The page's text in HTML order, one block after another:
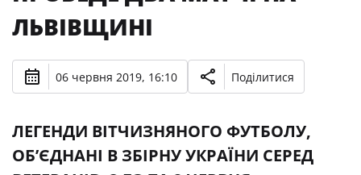
ЛЬВІВЩИНІ
06 червня 2019, 16:10 Поділитися
ЛЕГЕНДИ ВІТЧИЗНЯНОГО ФУТБОЛУ,
ОБ’ЄДНАНІ В ЗБІРНУ УКРАЇНИ СЕРЕД